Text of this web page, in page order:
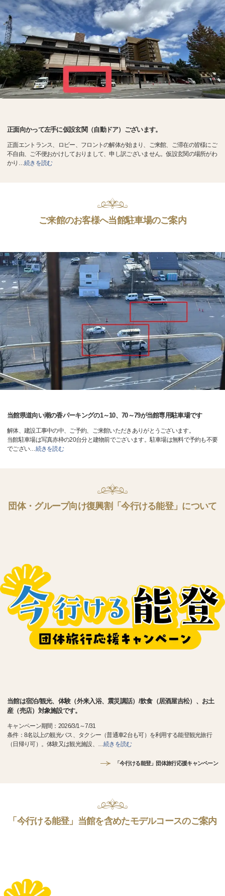
正面向かって左手に仮設玄関（自動ドア）ございます。
正面エントランス、ロビー、フロントの解体が始まり、ご来館、ご滞在の皆様にご
不自由、ご不便おかけしておりまして、申し訳ございません。仮設玄関の場所がわ
かり …続きを読む
ご来館のお客様へ当館駐車場のご案内
当館県道向い潮の香パーキングの1～10、70～79が当館専用駐車場です
解体、建設工事中の中、ご予約、ご来館いただきありがとうございます。
当館駐車場は写真赤枠の20台分と建物前でございます。駐車場は無料で予約も不要
でござい…続きを読む
団体・グループ向け復興割「今行ける能登」について
当館は宿泊/観光、体験（外来入浴、震災講話）/飲食（居酒屋吉松）、お土
産（売店）対象施設です。
キャンペーン期間：2026/3/1～7/31
条件：8名以上の観光バス、タクシー（普通車2台も可）を利用する能登観光旅行
（日帰り可）。体験又は観光施設、 …続きを読む
「今行ける能登」団体旅行応援キャンペーン
「今行ける能登」当館を含めたモデルコースのご案内